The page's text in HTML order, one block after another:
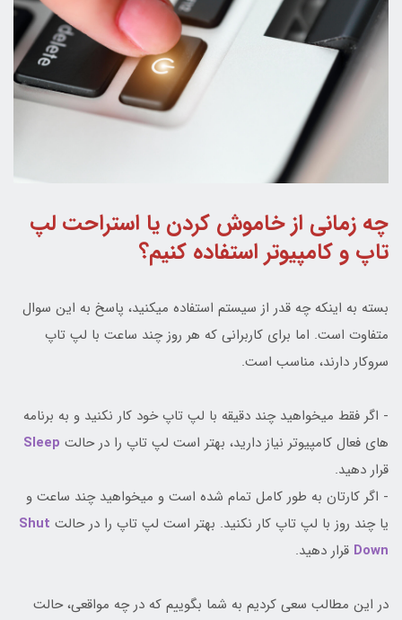
چه زمانی از خاموش کردن یا استراحت لپ
تاپ و کامپیوتر استفاده کنیم؟
بسته به اینکه چه قدر از سیستم استفاده میکنید، پاسخ به این سوال
متفاوت است. اما برای کاربرانی که هر روز چند ساعت با لپ تاپ
سروکار دارند، مناسب است.
- اگر فقط میخواهید چند دقیقه با لپ تاپ خود کار نکنید و به برنامه
های فعال کامپیوتر نیاز دارید، بهتر است لپ تاپ را در حالت Sleep
قرار دهید.
- اگر کارتان به طور کامل تمام شده است و میخواهید چند ساعت و
یا چند روز با لپ تاپ کار نکنید. بهتر است لپ تاپ را در حالت Shut
Down قرار دهید.
در این مطالب سعی کردیم به شما بگوییم که در چه مواقعی، حالت